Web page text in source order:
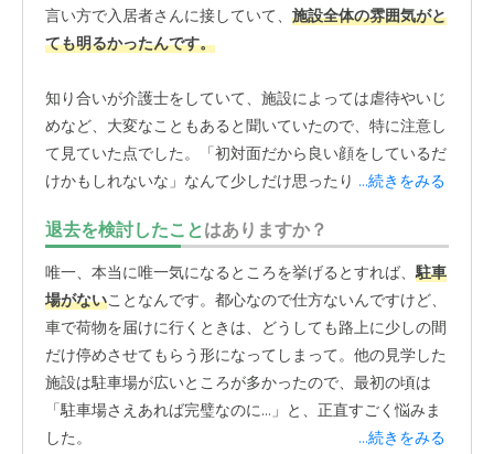
言い方で入居者さんに接していて、 施設全体の雰囲気がと
ても明るかったんです。
知り合いが介護士をしていて、施設によっては虐待やいじ
めなど、大変なこともあると聞いていたので、特に注意し
て見ていた点でした。「初対面だから良い顔をしているだ
けかもしれないな」なんて少しだけ思ったりもしたんです
面会に行くたびに、本当に普段から優しい言葉遣いで接し
てくださっているのが伝わってくるので、心から安心でき
ています。
最近は外国人のスタッフさんも多くいらっしゃいますが、
皆さん本当に一生懸命にケアをしてくださいます。母は認
知症なので、どちらにせよ言葉での意思疎通が難しい部分
...続きをみる
退去を検討したことはありますか？
唯一、本当に唯一気になるところを挙げるとすれば、駐車
場がないことなんです。都心なので仕方ないんですけど、
車で荷物を届けに行くときは、どうしても路上に少しの間
だけ停めさせてもらう形になってしまって。他の見学した
施設は駐車場が広いところが多かったので、最初の頃は
「駐車場さえあれば完璧なのに…」と、正直すごく悩みま
した。
...続きをみる